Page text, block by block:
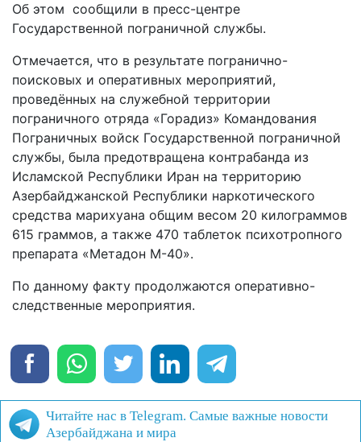
Об этом сообщили в пресс-центре
Государственной пограничной службы.
Отмечается, что в результате погранично-
поисковых и оперативных мероприятий,
проведённых на служебной территории
пограничного отряда «Горадиз» Командования
Пограничных войск Государственной пограничной
службы, была предотвращена контрабанда из
Исламской Республики Иран на территорию
Азербайджанской Республики наркотического
средства марихуана общим весом 20 килограммов
615 граммов, а также 470 таблеток психотропного
препарата «Метадон М-40».
По данному факту продолжаются оперативно-
следственные мероприятия.
Читайте нас в Telegram. Самые важные новости
Азербайджана и мира